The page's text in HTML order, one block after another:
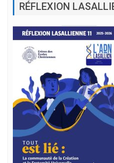
RÉFLEXION